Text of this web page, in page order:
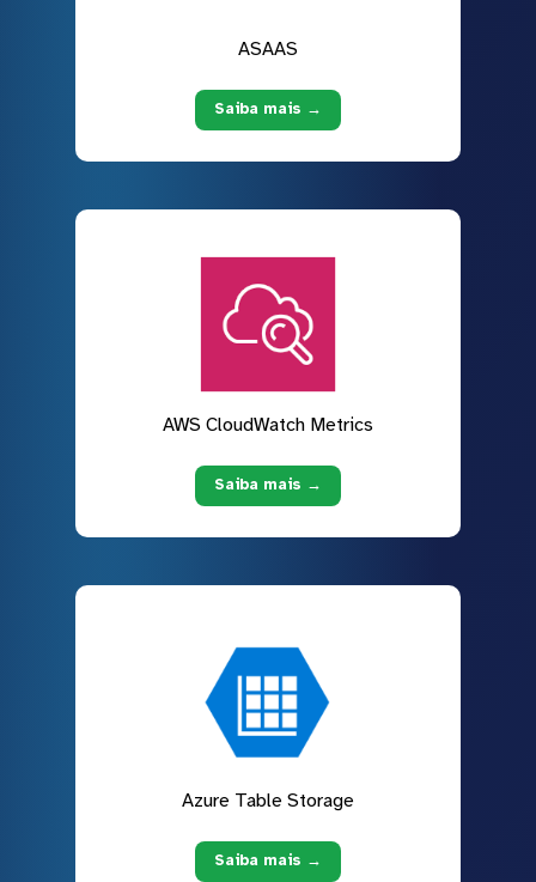
ASAAS
Saiba mais →
AWS CloudWatch Metrics
Saiba mais →
Azure Table Storage
Saiba mais →